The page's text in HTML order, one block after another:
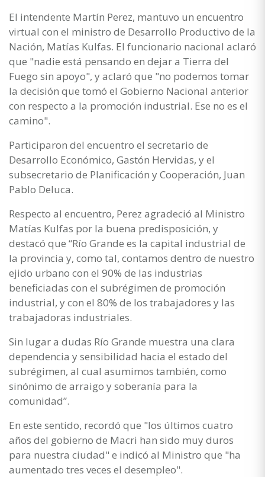
El intendente Martín Perez, mantuvo un encuentro
virtual con el ministro de Desarrollo Productivo de la
Nación, Matías Kulfas. El funcionario nacional aclaró
que "nadie está pensando en dejar a Tierra del
Fuego sin apoyo", y aclaró que "no podemos tomar
la decisión que tomó el Gobierno Nacional anterior
con respecto a la promoción industrial. Ese no es el
camino".
Participaron del encuentro el secretario de
Desarrollo Económico, Gastón Hervidas, y el
subsecretario de Planificación y Cooperación, Juan
Pablo Deluca.
Respecto al encuentro, Perez agradeció al Ministro
Matías Kulfas por la buena predisposición, y
destacó que “Río Grande es la capital industrial de
la provincia y, como tal, contamos dentro de nuestro
ejido urbano con el 90% de las industrias
beneficiadas con el subrégimen de promoción
industrial, y con el 80% de los trabajadores y las
trabajadoras industriales.
Sin lugar a dudas Río Grande muestra una clara
dependencia y sensibilidad hacia el estado del
subrégimen, al cual asumimos también, como
sinónimo de arraigo y soberanía para la
comunidad”.
En este sentido, recordó que "los últimos cuatro
años del gobierno de Macri han sido muy duros
para nuestra ciudad" e indicó al Ministro que "ha
aumentado tres veces el desempleo".